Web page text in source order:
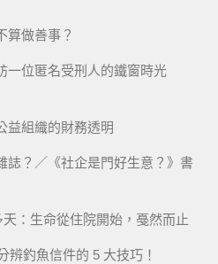
算做善事？
一位匿名受刑人的鐵窗時光
益組織的財務透明
誌？／《社企是門好生意？》書
：生命從住院開始，戞然而止
辨釣魚信件的 5 大技巧！